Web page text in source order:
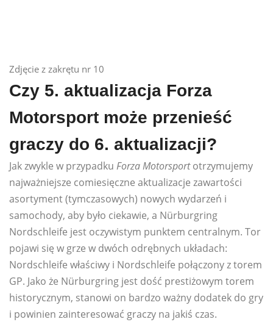
Zdjęcie z zakrętu nr 10
Czy 5. aktualizacja Forza
Motorsport może przenieść
graczy do 6. aktualizacji?
Jak zwykle w przypadku Forza Motorsportotrzymujemy
najważniejsze comiesięczne aktualizacje zawartości
asortyment (tymczasowych) nowych wydarzeń i
samochody, aby było ciekawie, a Nürburgring
Nordschleife jest oczywistym punktem centralnym. Tor
pojawi się w grze w dwóch odrębnych układach:
Nordschleife właściwy i Nordschleife połączony z torem
GP. Jako że Nürburgring jest dość prestiżowym torem
historycznym, stanowi on bardzo ważny dodatek do gry
i powinien zainteresować graczy na jakiś czas.